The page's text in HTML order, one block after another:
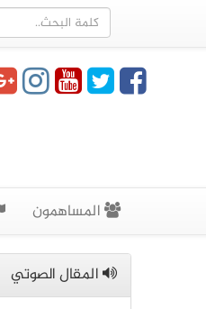
المساهمون
المقال الصوتي